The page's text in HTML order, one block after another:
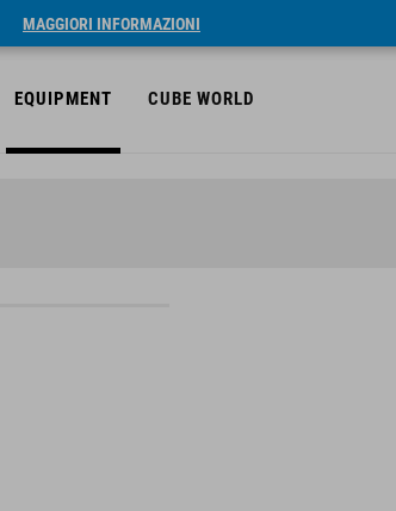
MAGGIORI INFORMAZIONI
EQUIPMENT CUBE WORLD